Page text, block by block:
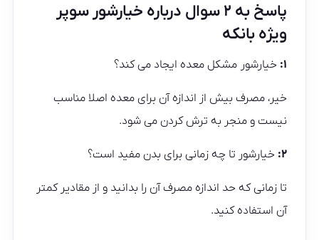
پاسخ به ۲ سوال درباره خیارشور سوپر
ویژه بانکه
۱: خیارشور مشکل معده ایجاد می کند؟
خیر، مصرف بیش از اندازه آن برای معده اصلا مناسب
نیست و منجر به ترش کردن می شود.
۲: خیارشور تا چه زمانی برای بدن مفید است؟
تا زمانی که حد اندازه مصرف آن را بدانید و از مقادیر کمتر
آن استفاده کنید.